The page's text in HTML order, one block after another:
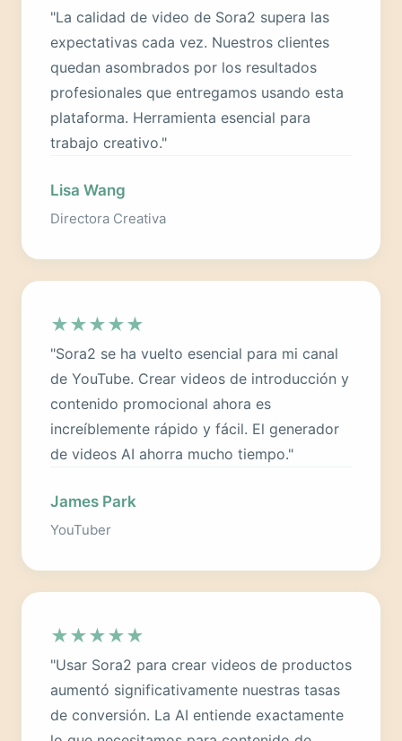
"La calidad de video de Sora2 supera las
expectativas cada vez. Nuestros clientes
quedan asombrados por los resultados
profesionales que entregamos usando esta
plataforma. Herramienta esencial para
trabajo creativo."
Lisa Wang
Directora Creativa
★★★★★
"Sora2 se ha vuelto esencial para mi canal
de YouTube. Crear videos de introducción y
contenido promocional ahora es
increíblemente rápido y fácil. El generador
de videos AI ahorra mucho tiempo."
James Park
YouTuber
★★★★★
"Usar Sora2 para crear videos de productos
aumentó significativamente nuestras tasas
de conversión. La AI entiende exactamente